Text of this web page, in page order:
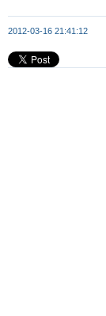
2012-03-16 21:41:12